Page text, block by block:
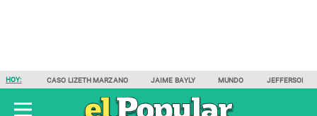
HOY: CASO LIZETH MARZANO JAIME BAYLY MUNDO JEFFERSON